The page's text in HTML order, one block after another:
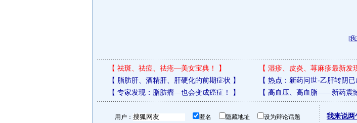
[我
【 祛斑、祛痘、祛疮—美女宝典！ 】 【 湿疹、皮炎、荨麻疹最新发
【 脂肪肝、酒精肝、肝硬化的前期症状 】 【 热点：新药问世-乙肝转阴已
【 专家发现：脂肪瘤—也会变成癌症！ 】 【 高血压、高血脂——新药震
用户： 匿名 隐藏地址 设为辩论话题 我来说两